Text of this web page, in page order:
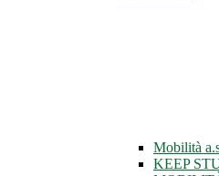
Mobilità
KEEP